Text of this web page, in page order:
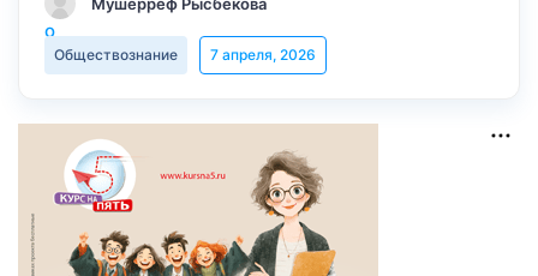
Обществознание 7 апреля, 2026